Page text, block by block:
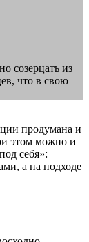
созерцать из
что в свою
продумана и
этом можно и
себя»:
а на подходе